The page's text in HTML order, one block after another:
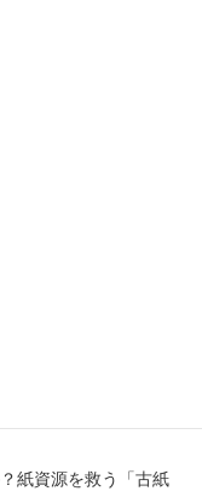
紙資源を救う「古紙